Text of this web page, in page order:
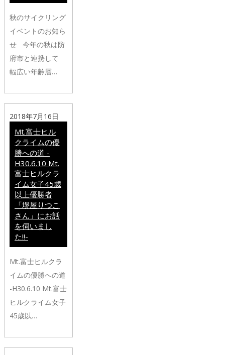
秋のサイクリング
イベントのお知ら
せ 今年の秋は防
府市と連携して
幅広い年齢層…
2018年7月16日
Mt.富士ヒル
クライムの優
勝への道 -
H30.6.10 Mt.
富士ヒルクラ
イム女子45歳
以上優勝者
「堺屋りつこ
さん」にお話
を伺いまし
た!!-
Mt.富士ヒルクラ
イムの優勝への道
-H30.6.10 Mt.富士
ヒルクライム女子
45歳以…